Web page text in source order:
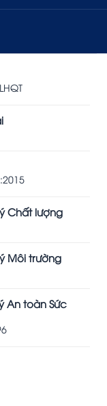
Chất lượng
Môi trường
An toàn Sức